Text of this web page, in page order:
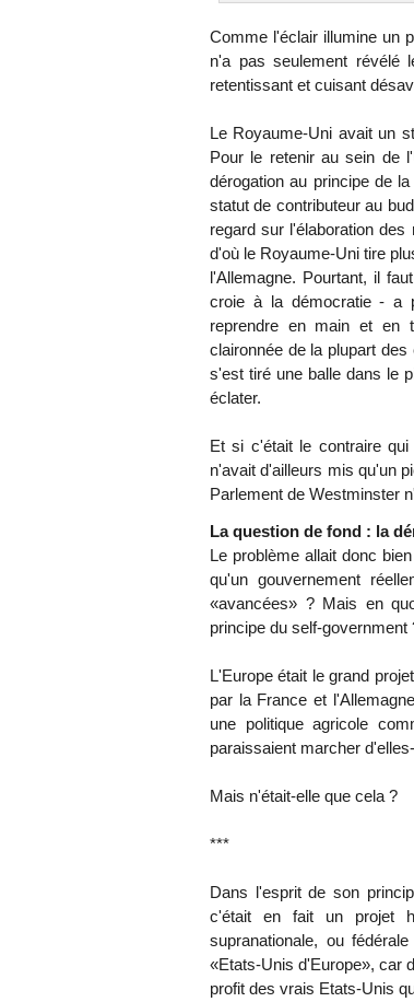
Comme l'éclair illumine un
n'a pas seulement révélé
retentissant et cuisant
Le Royaume-Uni avait un
Pour le retenir au sein de
dérogation au principe de
statut de contributeur au
regard sur l'élaboration
d'où le Royaume-Uni tire
l'Allemagne. Pourtant, il
croie à la démocratie - a
reprendre en main et en
claironnée de la plupart
s'est tiré une balle dans le
éclater.
Et si c'était le contraire
n'avait d'ailleurs mis qu'un
Parlement de Westminster
La question de fond : la
Le problème allait donc
qu'un gouvernement
«avancées» ? Mais en
principe du self-government
L'Europe était le grand
par la France et
une politique agricole
paraissaient marcher
Mais n'était-elle que cela ?
***
Dans l'esprit de son
c'était en fait un projet
supranationale, ou
«Etats-Unis d'Europe», car
profit des vrais Etats-Unis